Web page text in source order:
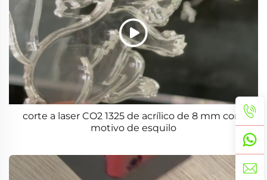
corte a laser CO2 1325 de acrílico de 8 mm com
motivo de esquilo